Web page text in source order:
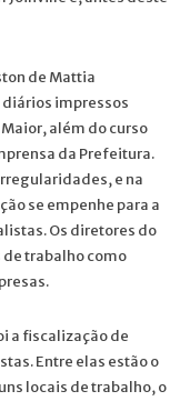
de Mattia
impressos
Maior, além do curso
da Prefeitura.
e na
se empenhe para a
Os diretores do
de trabalho como
a fiscalização de
Entre elas estão o
locais de trabalho, o